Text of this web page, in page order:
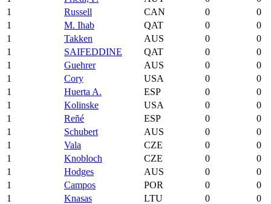
1
Russell CAN 0
0
1
M. Ihab QAT 0
0
1
Takken AUS 0
0
1
SAIFEDDINE QAT 0
0
1
Guehrer AUS 0
0
1
Cory USA 0
0
1
Huerta A. ESP 0
0
1
Kolinske USA 0
0
1
Reñé ESP 0
0
1
Schubert AUS 0
0
1
Vala CZE 0
0
1
Knobloch CZE 0
0
1
Hodges AUS 0
0
1
Campos POR 0
0
1
Knasas LTU 0
0